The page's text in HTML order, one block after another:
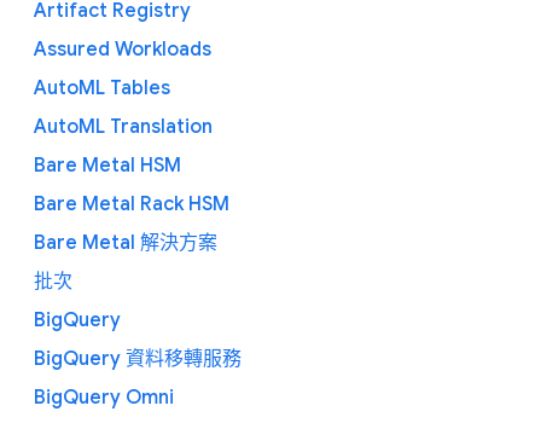
Artifact Registry
Assured Workloads
AutoML Tables
AutoML Translation
Bare Metal HSM
Bare Metal Rack HSM
Bare Metal 解決方案
批次
BigQuery
BigQuery 資料移轉服務
BigQuery Omni